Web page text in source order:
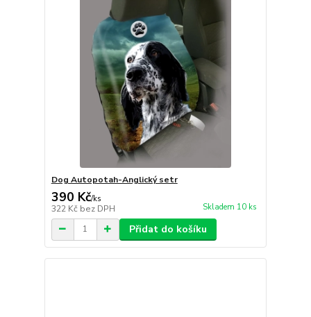
Dog Autopotah-Anglický setr
390 Kč/ks
322 Kč bez DPH Skladem 10 ks
Přidat do košíku